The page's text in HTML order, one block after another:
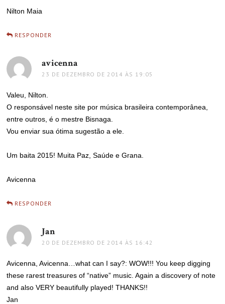
Nilton Maia
RESPONDER
avicenna
23 DE DEZEMBRO DE 2014 ÀS 19:05
Valeu, Nilton.
O responsável neste site por música brasileira contemporânea,
entre outros, é o mestre Bisnaga.
Vou enviar sua ótima sugestão a ele.
Um baita 2015! Muita Paz, Saúde e Grana.
Avicenna
RESPONDER
Jan
20 DE DEZEMBRO DE 2014 ÀS 16:42
Avicenna, Avicenna…what can I say?: WOW!!! You keep digging
these rarest treasures of “native” music. Again a discovery of note
and also VERY beautifully played! THANKS!!
Jan